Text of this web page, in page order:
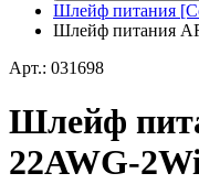
Шлейф питания
Шлейф питания
Арт.: 031698
Шлейф
22AWG-